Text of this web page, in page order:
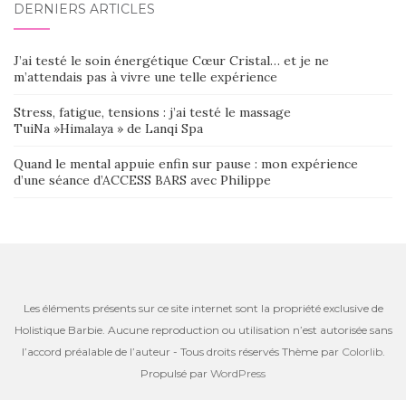
DERNIERS ARTICLES
J’ai testé le soin énergétique Cœur Cristal… et je ne
m’attendais pas à vivre une telle expérience
Stress, fatigue, tensions : j’ai testé le massage
TuiNa »Himalaya » de Lanqi Spa
Quand le mental appuie enfin sur pause : mon expérience
d’une séance d’ACCESS BARS avec Philippe
Les éléments présents sur ce site internet sont la propriété exclusive de
Holistique Barbie. Aucune reproduction ou utilisation n’est autorisée sans
l’accord préalable de l’auteur - Tous droits réservés Thème par Colorlib.
Propulsé par WordPress